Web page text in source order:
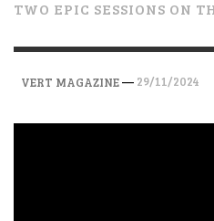
TWO EPIC SESSIONS ON
VERT MAGAZINE— 29/11/2024